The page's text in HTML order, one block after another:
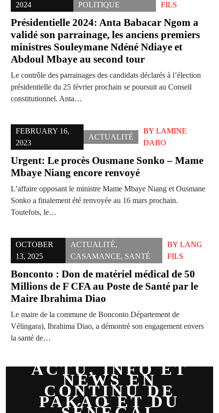
2024
POLITIQUE
FILS
Présidentielle 2024: Anta Babacar Ngom a
validé son parrainage, les anciens premiers
ministres Souleymane Ndéné Ndiaye et
Abdoul Mbaye au second tour
Le contrôle des parrainages des candidats déclarés à l’élection
présidentielle du 25 février prochain se poursuit au Conseil
constitutionnel. Anta…
FEBRUARY 16,
2023
ACTUALITÉ
BY LAMINE
DABO
Urgent: Le procès Ousmane Sonko – Mame
Mbaye Niang encore renvoyé
L’affaire opposant le ministre Mame Mbaye Niang et Ousmane
Sonko a finalement été renvoyée au 16 mars prochain.
Toutefois, le…
OCTOBER
13, 2025
ACTUALITÉ,
CASAMANCE, SANTÉ
BYLANG
FILS
Bonconto : Don de matériel médical de 50
Millions de F CFA au Poste de Santé par le
Maire Ibrahima Diao
Le maire de la commune de Bonconto Département de
Vélingara), Ibrahima Diao, a démontré son engagement envers
la santé de…
ACTU, INFO ET
NEWS EN
CONTINU DE
PAKAO ET DU